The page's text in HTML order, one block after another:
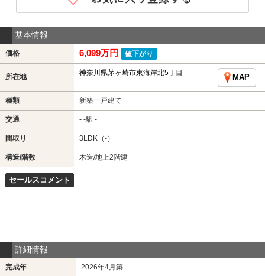
基本情報
価格 6,099万円 値下がり
所在地 神奈川県茅ヶ崎市東海岸北5丁目
MAP
種類 新築一戸建て
交通 - -駅 -
間取り 3LDK（-）
構造/階数 木造/地上2階建
セールスコメント
詳細情報
完成年 2026年4月築